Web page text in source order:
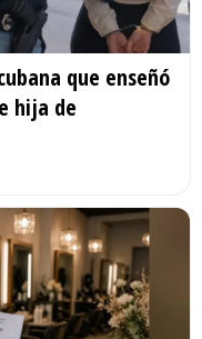
que enseñó
hija de